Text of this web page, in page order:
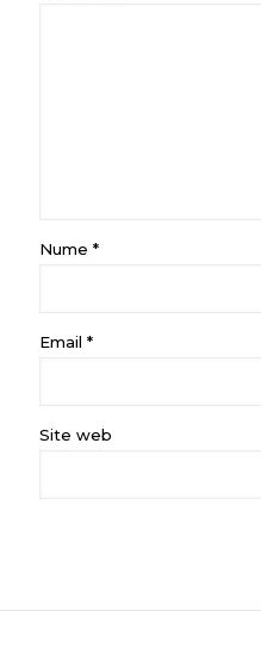
Nume *
Email *
Site web